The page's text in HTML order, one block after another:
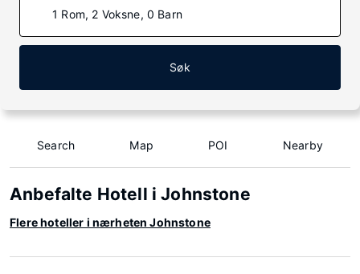
1 Rom, 2 Voksne, 0 Barn
Søk
Search Map POI Nearby
Anbefalte Hotell i Johnstone
Flere hoteller i nærheten Johnstone